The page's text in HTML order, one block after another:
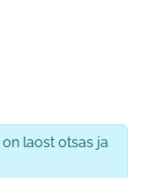
on laost otsas ja